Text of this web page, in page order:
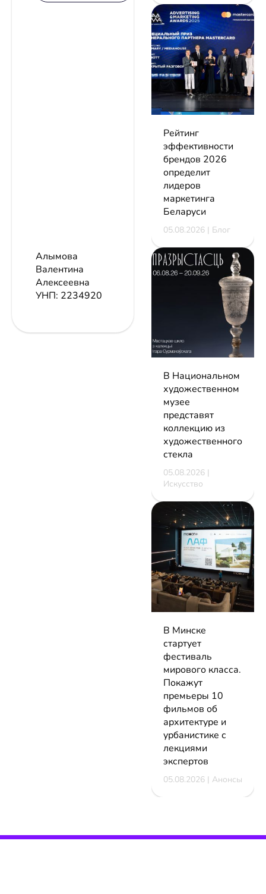
Алымова
Валентина
Алексеевна
УНП: 2234920
Рейтинг
эффективности
брендов 2026
определит
лидеров
маркетинга
Беларуси
05.08.2026 | Блог
В Национальном
художественном
музее
представят
коллекцию из
художественного
стекла
05.08.2026 |
Искусство
В Минске
стартует
фестиваль
мирового класса.
Покажут
премьеры 10
фильмов об
архитектуре и
урбанистике с
лекциями
экспертов
05.08.2026 | Анонсы